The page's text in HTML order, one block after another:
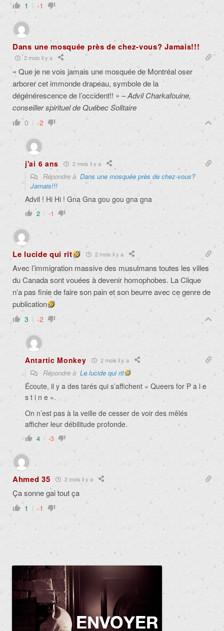
1 -1
Dans une mosquée près de chez-vous? Jamais!!!
2 mois il y a
« Que je ne vois jamais une mosquée de Montréal oser
arborer cet immonde drapeau, symbole de la
dégénérescence de l’occident!! » –Advil Charkafouine,
conseiller spirituel de Québec Solitaire
0 -2
j'ai 6 ans 2 mois il y a
Répondre à Dans une mosquée près de chez-vous?
Jamais!!!
Advil ! Hi Hi ! Gna Gna gou gou gna gna
2 -1
Le lucide qui rit 2 mois il y a
Avec l’immigration massive des musulmans toutes les villes
du Canada sont vouées à devenir homophobes. La Clique
n’a pas finie de faire son pain et son beurre avec ce genre de
publication
3 -2
Antartic Monkey 2 mois il y a
Répondre à Le lucide qui rit
Écoute, il y a des tarés qui s’affichent « Queers for P a l e
s t i n e ».
On n’est pas à la veille de cesser de voir des mêlés
afficher leur débilitude profonde.
4 -3
Ahmed 35 2 mois il y a
Ça sonne gai tout ça
1 -1